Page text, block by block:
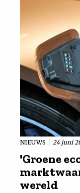
NIEUWS 24 juni
'Groene
wereld